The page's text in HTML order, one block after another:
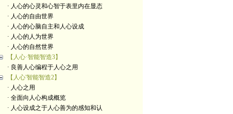
· 人心的心灵和心智于表里内在显态
· 人心的自由世界
· 人心的心脑自主和人心设成
· 人心的人为世界
· 人心的自然世界
【人心·智能智造3】
· 良善人心编程于人心之用
【人心'智能智造2】
· 人心之用
· 全面向人心构成概览
· 人心设成之于人心善为的感知和认